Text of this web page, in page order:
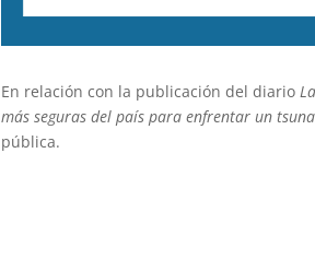
En relación con la publicación del diario
más seguras del país para enfrentar un
pública.